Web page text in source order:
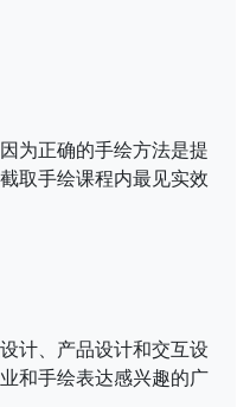
为正确的手绘方法是提
取手绘课程内最见实效
计、产品设计和交互设
和手绘表达感兴趣的广